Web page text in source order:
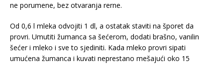
ne porumene, bez otvaranja rerne.
Od 0,6 l mleka odvojiti 1 dl, a ostatak staviti na šporet da
provri. Umutiti žumanca sa šećerom, dodati brašno, vanilin
šećer i mleko i sve to sjediniti. Kada mleko provri sipati
umućena žumanca i kuvati neprestano mešajući oko 15